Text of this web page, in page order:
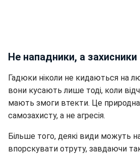
Не нападники, а захисники
Гадюки ніколи не кидаються на
вони кусають лише тоді, коли
мають змоги втекти. Це природна
самозахисту, а не агресія.
Більше того, деякі види можуть
впорскувати отруту, завдаючи